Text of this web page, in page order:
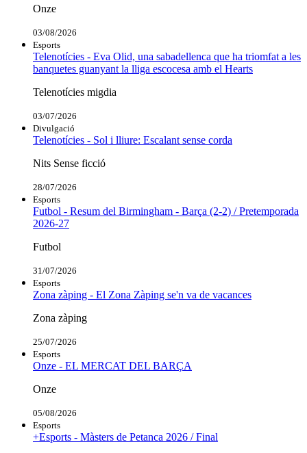
Onze
03/08/2026
Esports
Telenotícies - Eva Olid, una sabadellenca que ha triomfat a les
banquetes guanyant la lliga escocesa amb el Hearts
Telenotícies migdia
03/07/2026
Divulgació
Telenotícies - Sol i lliure: Escalant sense corda
Nits Sense ficció
28/07/2026
Esports
Futbol - Resum del Birmingham - Barça (2-2) / Pretemporada
2026-27
Futbol
31/07/2026
Esports
Zona zàping - El Zona Zàping se'n va de vacances
Zona zàping
25/07/2026
Esports
Onze - EL MERCAT DEL BARÇA
Onze
05/08/2026
Esports
+Esports - Màsters de Petanca 2026 / Final